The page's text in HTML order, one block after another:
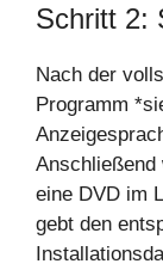
Schritt 2:
Nach der
Programm
Anschließend
eine DVD im
gebt den